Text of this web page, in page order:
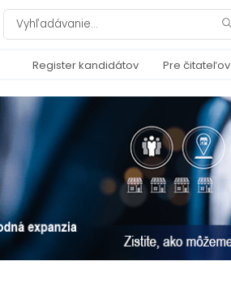
Register kandidátov Pre čitateľov